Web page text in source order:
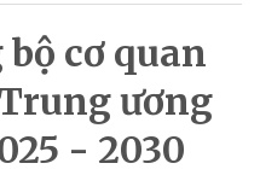
cơ quan
ương
- 2030